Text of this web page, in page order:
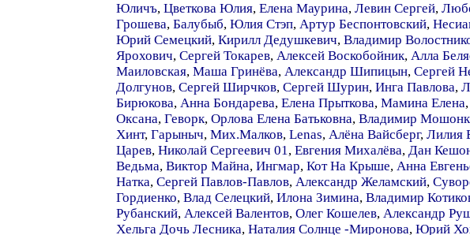
Юличъ, Цветкова Юлия, Елена Маурина, Левин Сергей,
Грошева, Балубыб, Юлия Стэп, Артур Беспонтовский,
Юрий Семецкий, Кирилл Дедушкевич, Владимир
Ярохович, Сергей Токарев, Алексей Воскобойник, Алла
Маиловская, Маша Гринёва, Александр Шипицын, Сергей
Долгунов, Сергей Ширчков, Сергей Шурин, Инга Павлова,
Бирюкова, Анна Бондарева, Елена Прыткова, Мамина Елена,
Оксана, Геворк, Орлова Елена Батьковна, Владимир
Хинт, Гарыныч, Мих.Малков, Lenas, Алёна Вайсберг, Лилия
Царев, Николай Сергеевич 01, Евгения Михалёва, Дан
Ведьма, Виктор Майна, Ингмар, Кот На Крыше, Анна
Натка, Сергей Павлов-Павлов, Александр Желамский,
Гордиенко, Влад Селецкий, Илона Зимина, Владимир
Рубанский, Алексей Валентов, Олег Кошелев, Александр
Хельга Дочь Лесника, Наталия Солнце -Миронова, Юрий